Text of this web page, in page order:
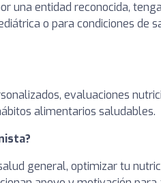
una entidad reconocida,
o para condiciones de
evaluaciones
alimentarios saludables.
general, optimizar tu